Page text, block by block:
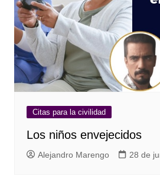
Citas para la civilidad
Los niños envejecidos
Alejandro Marengo 28 de